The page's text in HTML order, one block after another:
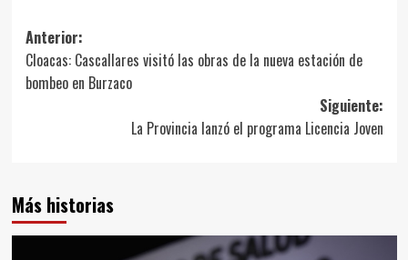
Navegación
de
entradas
Anterior:
Cloacas: Cascallares visitó las obras de la nueva estación de
bombeo en Burzaco
Siguiente:
La Provincia lanzó el programa Licencia Joven
Más historias